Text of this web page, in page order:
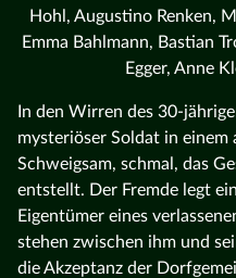
Hohl, Augustino Renken,
Emma Bahlmann, Bastian
Egger, Anne
In den Wirren des 30-
mysteriöser Soldat in einem
Schweigsam, schmal, das
entstellt. Der Fremde legt
Eigentümer eines
stehen zwischen ihm und
die Akzeptanz der